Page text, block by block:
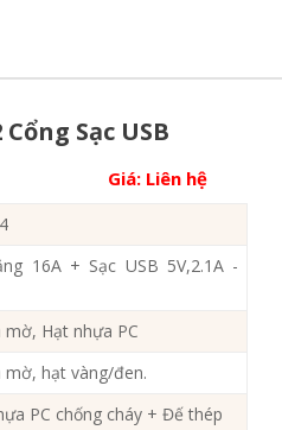
Sạc USB
Giá: Liên hệ
16A + Sạc USB 5V,2.1A -
Hạt nhựa PC
hạt vàng/đen.
PC chống cháy + Đế thép